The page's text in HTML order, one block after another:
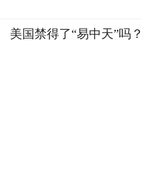
美国禁得了“易中天”吗？